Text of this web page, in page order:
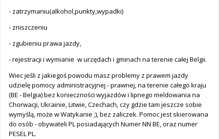
- zatrzymaniu(alkohol,punkty,wypadki)
- zniszczeniu
- zgubieniu prawa jazdy,
- rejestracji i wymianie w urzędach i gminach na terenie całej Belgii.
Wiec jeśli z jakiegoś powodu masz problemy z prawem jazdy
udzielę pomocy administracyjnej - prawnej, na terenie całego kraju
(BE - Belgia) bez konieczności wyjazdów i lipnego meldowania na
Chorwacji, Ukrainie, Litwie, Czechach, czy gdzie tam jeszcze sobie
wymyślą, może w Watykanie ;), bez zaliczek. Pomoc jest skierowana
do osób - obywateli PL posiadających Numer NN BE, oraz numer
PESEL PL.